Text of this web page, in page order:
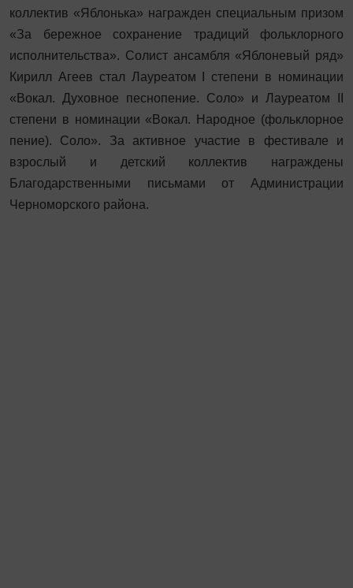
коллектив «Яблонька» награжден специальным призом
«За бережное сохранение традиций фольклорного
исполнительства». Солист ансамбля «Яблоневый ряд»
Кирилл Агеев стал Лауреатом I степени в номинации
«Вокал. Духовное песнопение. Соло» и Лауреатом II
степени в номинации «Вокал. Народное (фольклорное
пение). Соло». За активное участие в фестивале и
взрослый и детский коллектив награждены
Благодарственными письмами от Администрации
Черноморского района.